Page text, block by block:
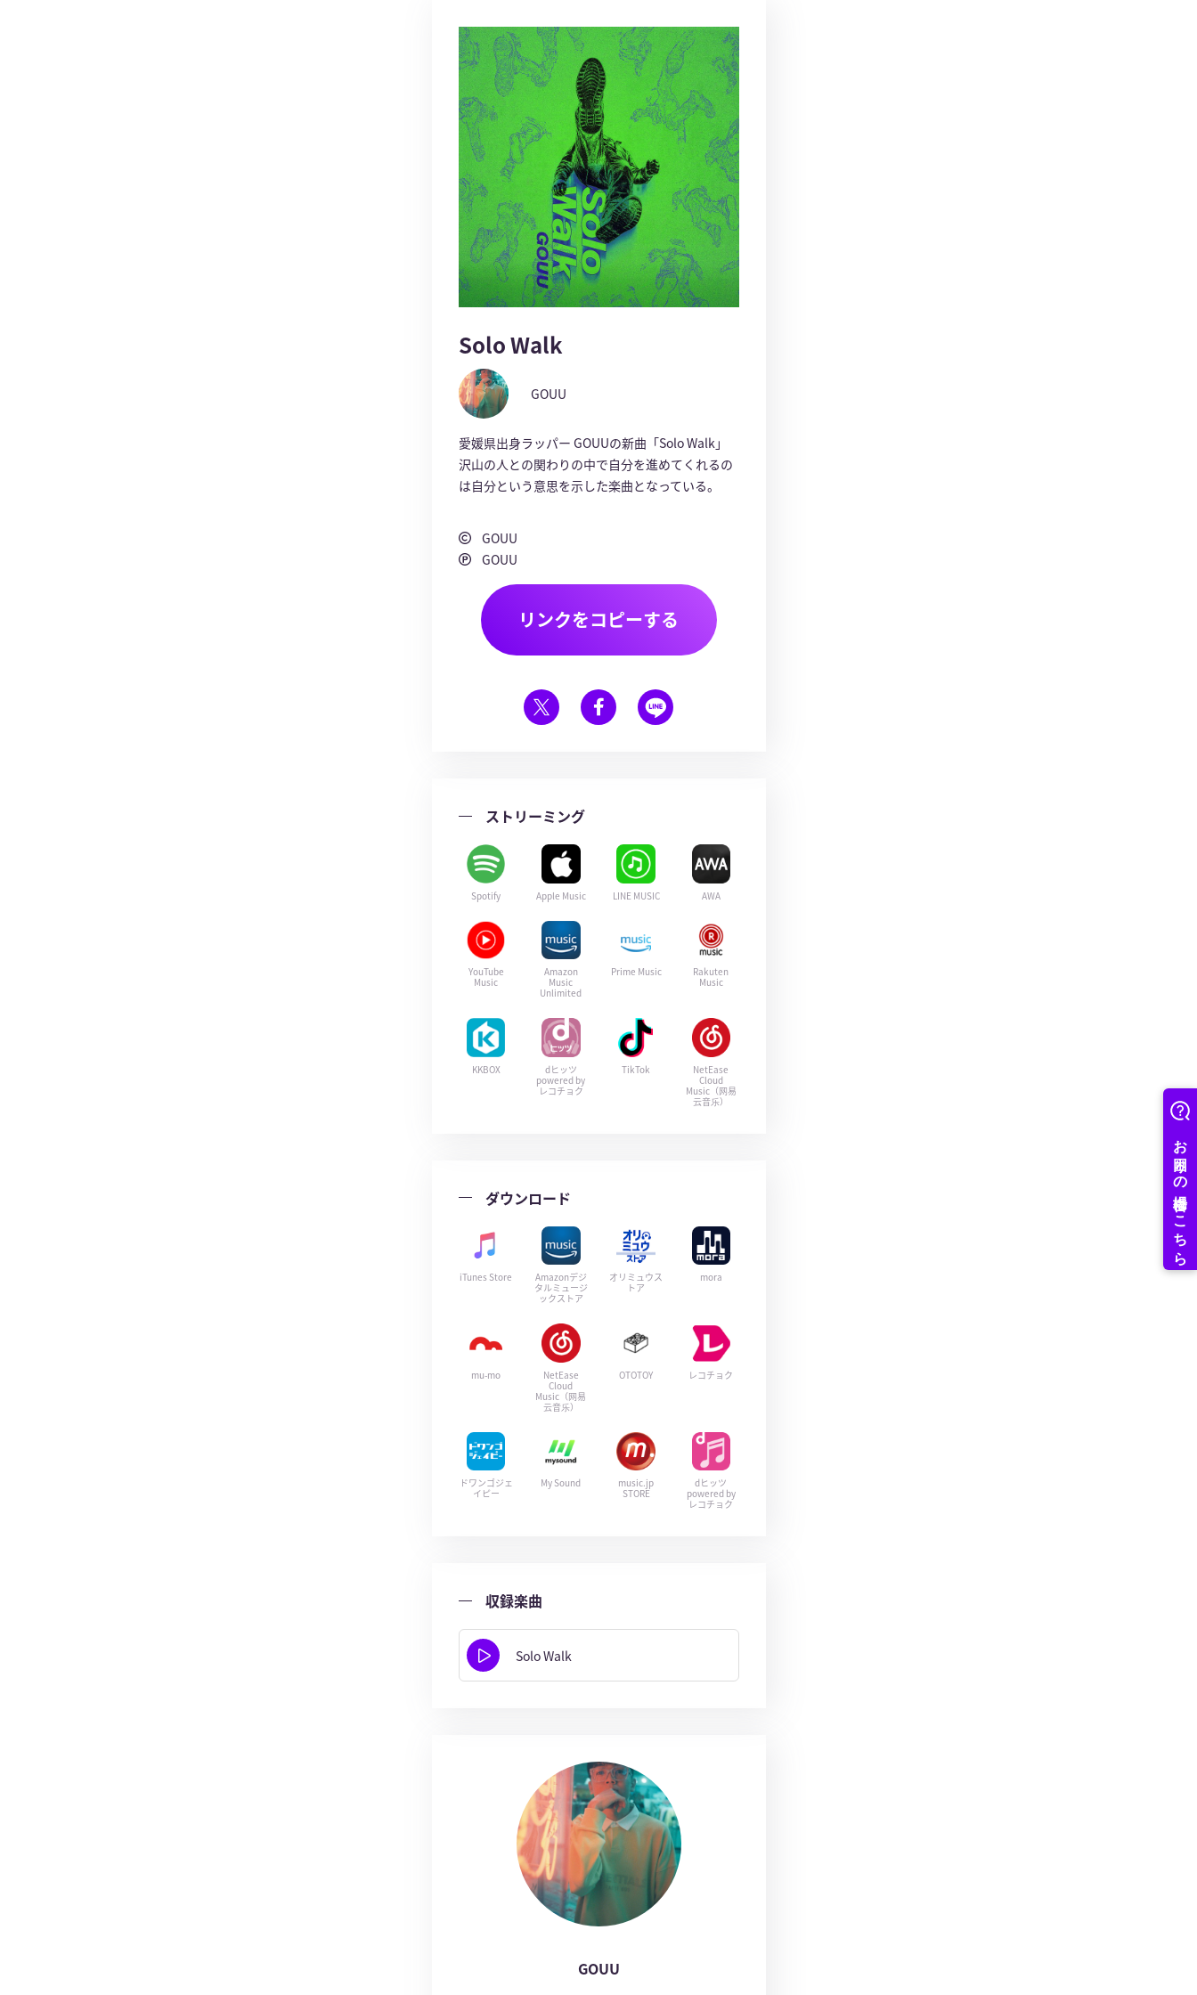
Solo Walk
GOUU
愛媛県出身ラッパー GOUUの新曲「Solo Walk」
沢山の人との関わりの中で自分を進めてくれるの
は自分という意思を示した楽曲となっている。
GOUU
GOUU
リンクをコピーする
ストリーミング
Spotify Apple Music LINE MUSIC AWA
YouTube
Music
Amazon
Music
Unlimited
Prime Music
Rakuten
Music
KKBOX
dヒッツ
powered by
レコチョク
TikTok
NetEase
Cloud
Music（网易
云音乐）
ダウンロード
iTunes Store
Amazonデジ
タルミュージ
ックストア
オリミュウス
トア
mora
mu-mo
NetEase
Cloud
Music（网易
云音乐）
OTOTOY レコチョク
ドワンゴジェ
イピー
My Sound
music.jp
STORE
dヒッツ
powered by
レコチョク
収録楽曲
Solo Walk
GOUU